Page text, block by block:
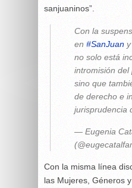
sanjuaninos”.
Con la
en #SanJuan y
no solo está
intromisión del
sino que
de derecho e
jurisprudencia
— Eugenia
Con la misma línea
las Mujeres, Géneros